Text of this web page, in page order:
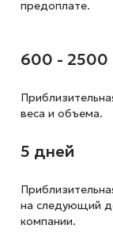
предоплате.
600 - 2500
веса и объема.
5 дней
на следующий
компании.